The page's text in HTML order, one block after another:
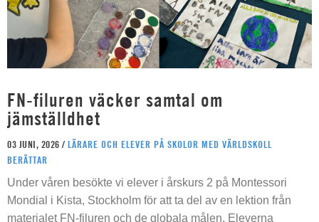
FN-filuren väcker samtal om
jämställdhet
03 JUNI, 2026 / LÄRARE OCH ELEVER PÅ SKOLOR MED VÄRLDSKOLL
BERÄTTAR
Under våren besökte vi elever i årskurs 2 på Montessori
Mondial i Kista, Stockholm för att ta del av en lektion från
materialet FN-filuren och de globala målen. Eleverna